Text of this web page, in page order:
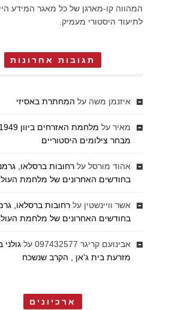
המהווה קו-מארגן של כל מאגר המידע
לתיעוד היסטורי מעמיק.
תגובות אחרונות
איזנמן משה על המחתרת באסיזי
מאיר על
מבחר צילומים היסטוריים
אהוד מורסל על רחובות ברסלאו,
בחודשים האחרונים של מלחמת
אשר וויינשטין על רחובות ברסלאו,
בחודשים האחרונים של מלחמת
אבינועם קריגר 097432577 על גולני
מזרעת בית ג'אן , הקרב שנשכח
ארכיונים